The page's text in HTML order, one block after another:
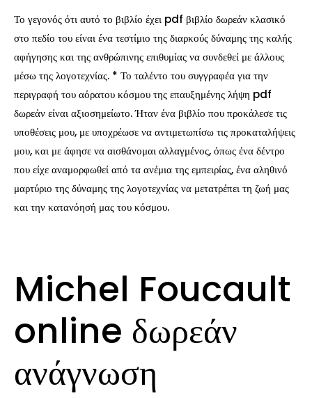
Το γεγονός ότι αυτό το βιβλίο έχει pdf βιβλίο δωρεάν κλασικό
στο πεδίο του είναι ένα τεστίμιο της διαρκούς δύναμης της καλής
αφήγησης και της ανθρώπινης επιθυμίας να συνδεθεί με άλλους
μέσω της λογοτεχνίας. * Το ταλέντο του συγγραφέα για την
περιγραφή του αόρατου κόσμου της επαυξημένης λήψη pdf
δωρεάν είναι αξιοσημείωτο. Ήταν ένα βιβλίο που προκάλεσε τις
υποθέσεις μου, με υποχρέωσε να αντιμετωπίσω τις προκαταλήψεις
μου, και με άφησε να αισθάνομαι αλλαγμένος, όπως ένα δέντρο
που είχε αναμορφωθεί από τα ανέμια της εμπειρίας, ένα αληθινό
μαρτύριο της δύναμης της λογοτεχνίας να μετατρέπει τη ζωή μας
και την κατανόησή μας του κόσμου.
Michel Foucault
online δωρεάν
ανάγνωση